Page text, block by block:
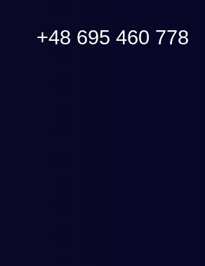
+48 695 460 778